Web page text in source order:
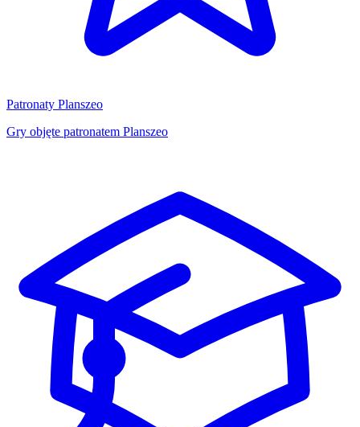
Patronaty Planszeo
Gry objęte patronatem Planszeo